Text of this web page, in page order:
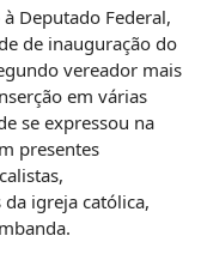
Deputado Federal,
de inauguração do
vereador mais
em várias
se expressou na
presentes
igreja católica,